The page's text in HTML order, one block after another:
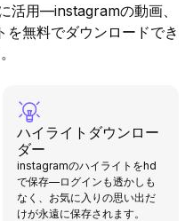
活用—instagramの動画、
を無料でダウンロードでき
ハイライトダウンロー
ダー
instagramのハイライトをhd
で保存—ログインも透かしも
なく、お気に入りの思い出だ
けが永遠に保存されます。